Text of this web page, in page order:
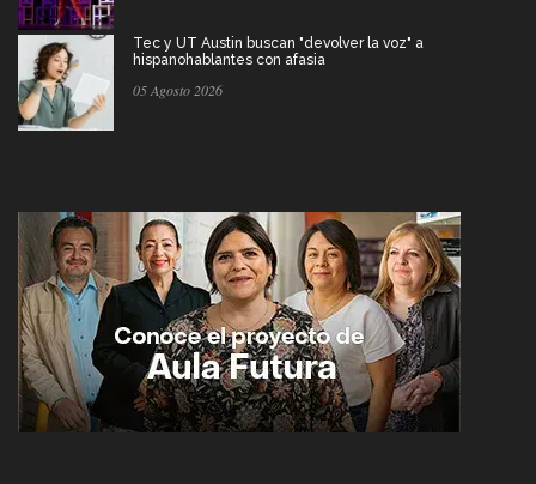
Tec y UT Austin buscan "devolver la voz" a
hispanohablantes con afasia
05 Agosto 2026